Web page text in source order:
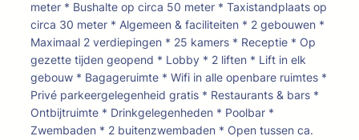
meter * Bushalte op circa 50 meter * Taxistandplaats op
circa 30 meter * Algemeen & faciliteiten * 2 gebouwen *
Maximaal 2 verdiepingen * 25 kamers * Receptie * Op
gezette tijden geopend * Lobby * 2 liften * Lift in elk
gebouw * Bagageruimte * Wifi in alle openbare ruimtes *
Privé parkeergelegenheid gratis * Restaurants & bars *
Ontbijtruimte * Drinkgelegenheden * Poolbar *
Zwembaden * 2 buitenzwembaden * Open tussen ca.